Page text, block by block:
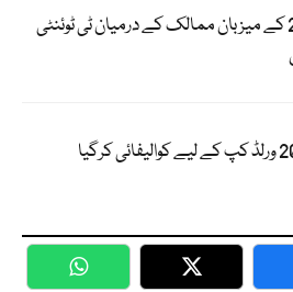
ورلڈ کپ 2027 کے میزبان ممالک کے درمیان ٹی ٹوئنٹی
WhatsApp Twitter